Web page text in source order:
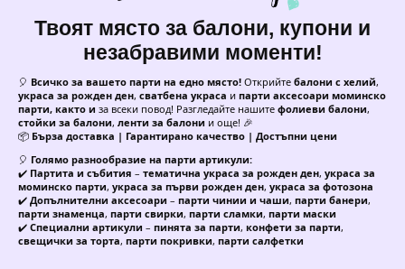
Твоят място за балони, купони и
незабравими моменти!
🎈 Всичко за вашето парти на едно място! Открийте балони с хелий,
украса за рожден ден, сватбена украса и парти аксесоари моминско
парти, както и за всеки повод! Разгледайте нашите фолиеви балони,
стойки за балони, ленти за балони и още! 🎉
📦 Бърза доставка | Гарантирано качество | Достъпни цени
🎈 Голямо разнообразие на парти артикули:
✔️ Партита и събития – тематична украса за рожден ден, украса за
моминско парти, украса за първи рожден ден, украса за фотозона
✔️ Допълнителни аксесоари – парти чинии и чаши, парти банери,
парти знаменца, парти свирки, парти сламки, парти маски
✔️ Специални артикули – пинята за парти, конфети за парти,
свещички за торта, парти покривки, парти салфетки